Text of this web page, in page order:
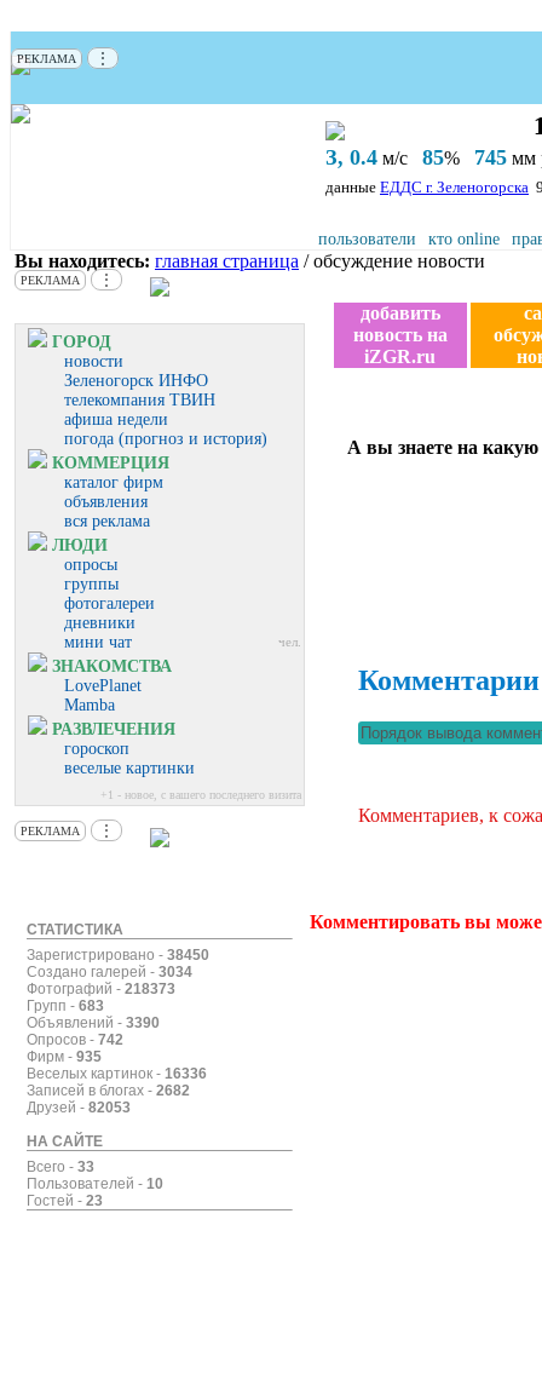
РЕКЛАМА ⋮
З, 0.4 м/с 85% 745 мм
данные ЕДДС г. Зеленогорска
пользователи кто online
Вы находитесь: главная страница / обсуждение новости
РЕКЛАМА ⋮
ГОРОД
новости
Зеленогорск ИНФО
телекомпания ТВИН
афиша недели
погода (прогноз и история)
КОММЕРЦИЯ
каталог фирм
объявления
вся реклама
ЛЮДИ
опросы
группы
фотогалереи
дневники
мини чат
чел.
ЗНАКОМСТВА
LovePlanet
Mamba
РАЗВЛЕЧЕНИЯ
гороскоп
веселые картинки
+1 - новое, с вашего последнего визита
РЕКЛАМА ⋮
СТАТИСТИКА
Зарегистрировано - 38450
Создано галерей - 3034
Фотографий - 218373
Групп - 683
Объявлений - 3390
Опросов - 742
Фирм - 935
Веселых картинок - 16336
Записей в блогах - 2682
Друзей - 82053
НА САЙТЕ
Всего - 33
Пользователей - 10
Гостей - 23
добавить
новость на
iZGR.ru
А вы знаете на
Комментарии
Комментариев, к
Комментировать вы